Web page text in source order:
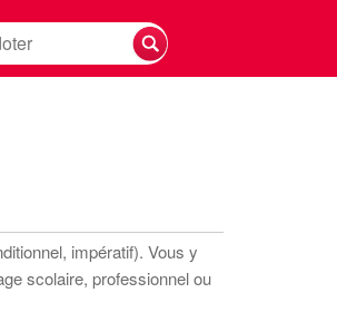
impératif). Vous y
scolaire, professionnel ou